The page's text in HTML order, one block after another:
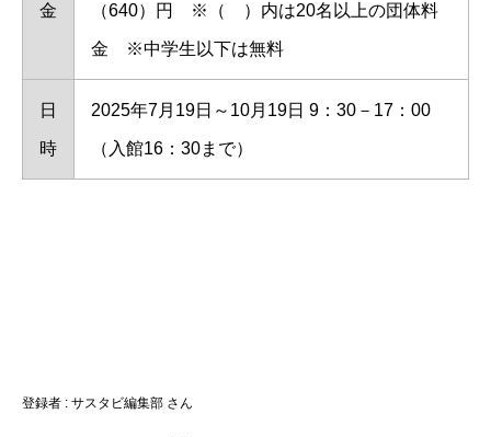
金 （640）円 ※（ ）内は20名以上の団体料
金 ※中学生以下は無料
日
時
2025年7月19日～10月19日 9：30－17：00
（入館16：30まで）
登録者 : サスタビ編集部 さん